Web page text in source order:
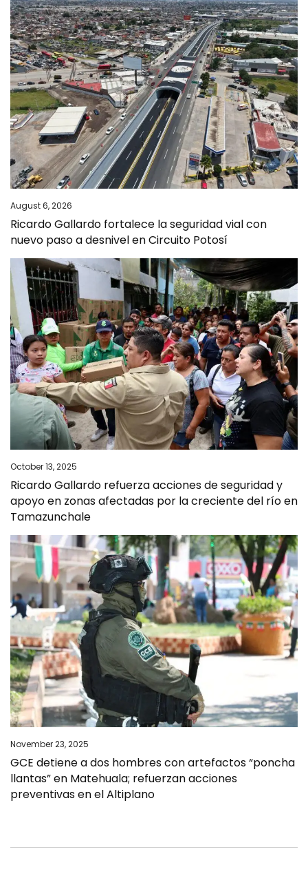
August 6, 2026
Ricardo Gallardo fortalece la seguridad vial con
nuevo paso a desnivel en Circuito Potosí
October 13, 2025
Ricardo Gallardo refuerza acciones de seguridad y
apoyo en zonas afectadas por la creciente del río en
Tamazunchale
November 23, 2025
GCE detiene a dos hombres con artefactos “poncha
llantas” en Matehuala; refuerzan acciones
preventivas en el Altiplano